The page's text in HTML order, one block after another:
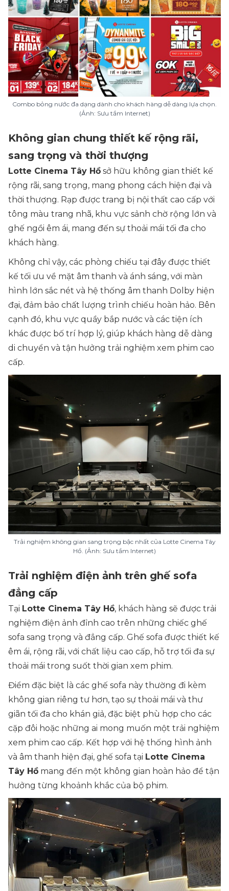
Combo bỏng nước đa dạng dành cho khách hàng dễ dàng lựa chọn.
(Ảnh: Sưu tầm Internet)
Không gian chung thiết kế rộng rãi,
sang trọng và thời thượng
Lotte Cinema Tây Hồ sở hữu không gian thiết kế
rộng rãi, sang trọng, mang phong cách hiện đại và
thời thượng. Rạp được trang bị nội thất cao cấp với
tông màu trang nhã, khu vực sảnh chờ rộng lớn và
ghế ngồi êm ái, mang đến sự thoải mái tối đa cho
khách hàng.
Không chỉ vậy, các phòng chiếu tại đây được thiết
kế tối ưu về mặt âm thanh và ánh sáng, với màn
hình lớn sắc nét và hệ thống âm thanh Dolby hiện
đại, đảm bảo chất lượng trình chiếu hoàn hảo. Bên
cạnh đó, khu vực quầy bắp nước và các tiện ích
khác được bố trí hợp lý, giúp khách hàng dễ dàng
di chuyển và tận hưởng trải nghiệm xem phim cao
cấp.
Trải nghiệm không gian sang trọng bậc nhất của Lotte Cinema Tây
Hồ. (Ảnh: Sưu tầm Internet)
Trải nghiệm điện ảnh trên ghế sofa
đẳng cấp
Tại Lotte Cinema Tây Hồ, khách hàng sẽ được trải
nghiệm điện ảnh đỉnh cao trên những chiếc ghế
sofa sang trọng và đẳng cấp. Ghế sofa được thiết kế
êm ái, rộng rãi, với chất liệu cao cấp, hỗ trợ tối đa sự
thoải mái trong suốt thời gian xem phim.
Điểm đặc biệt là các ghế sofa này thường đi kèm
không gian riêng tư hơn, tạo sự thoải mái và thư
giãn tối đa cho khán giả, đặc biệt phù hợp cho các
cặp đôi hoặc những ai mong muốn một trải nghiệm
xem phim cao cấp. Kết hợp với hệ thống hình ảnh
và âm thanh hiện đại, ghế sofa tại Lotte Cinema
Tây Hồ mang đến một không gian hoàn hảo để tận
hưởng từng khoảnh khắc của bộ phim.